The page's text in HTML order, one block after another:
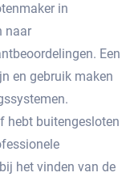
in
naar
Een
en gebruik maken
hebt buitengesloten
het vinden van de